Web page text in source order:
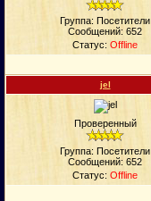
Группа: Посетители
Сообщений: 652
Статус: Offline
jel
Проверенный
Группа: Посетители
Сообщений: 652
Статус: Offline